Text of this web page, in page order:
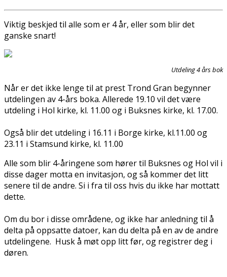
Viktig beskjed til alle som er 4 år, eller som blir det
ganske snart!
Utdeling 4 års bok
Når er det ikke lenge til at prest Trond Gran begynner
utdelingen av 4-års boka. Allerede 19.10 vil det være
utdeling i Hol kirke, kl. 11.00 og i Buksnes kirke, kl. 17.00.
Også blir det utdeling i 16.11 i Borge kirke, kl.11.00 og
23.11 i Stamsund kirke, kl. 11.00
Alle som blir 4-åringene som hører til Buksnes og Hol vil i
disse dager motta en invitasjon, og så kommer det litt
senere til de andre. Si i fra til oss hvis du ikke har mottatt
dette.
Om du bor i disse områdene, og ikke har anledning til å
delta på oppsatte datoer, kan du delta på en av de andre
utdelingene. Husk å møt opp litt før, og registrer deg i
døren.